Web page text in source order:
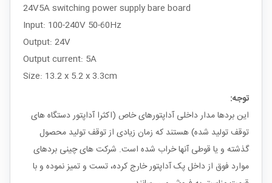
24V5A switching power supply bare board
Input: 100-240V 50-60Hz
Output: 24V
Output current: 5A
Size: 13.2 x 5.2 x 3.3cm
توجه:
این بردها مدار داخلی آداپتورهای خاص (اکثرا آداپتور دستگاه های
توقف تولید شده) هستند که زمان زیادی از توقف تولید محصول
گذشته و یا قوطی آنها خراب شده است. شرکت های چینی بردهای
موارد فوق از داخل پک آداپتور خارج کرده، تست و تمیز نموده و با